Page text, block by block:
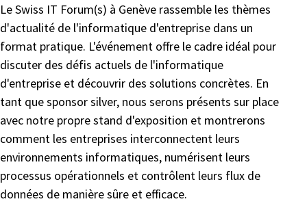
Le Swiss IT Forum(s) à Genève rassemble les thèmes
d'actualité de l'informatique d'entreprise dans un
format pratique. L'événement offre le cadre idéal pour
discuter des défis actuels de l'informatique
d'entreprise et découvrir des solutions concrètes. En
tant que sponsor silver, nous serons présents sur place
avec notre propre stand d'exposition et montrerons
comment les entreprises interconnectent leurs
environnements informatiques, numérisent leurs
processus opérationnels et contrôlent leurs flux de
données de manière sûre et efficace.